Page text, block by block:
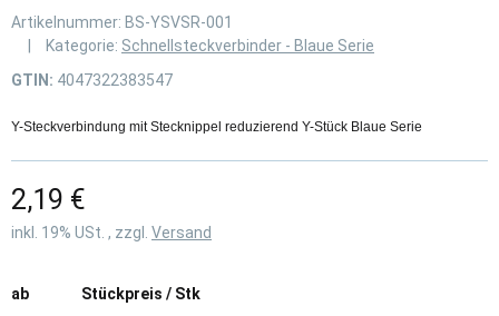
Artikelnummer: BS-YSVSR-001
Kategorie: Schnellsteckverbinder - Blaue Serie
GTIN: 4047322383547
Y-Steckverbindung mit Stecknippel reduzierend Y-Stück Blaue Serie
2,19 €
inkl. 19% USt. , zzgl. Versand
ab
Stückpreis / Stk